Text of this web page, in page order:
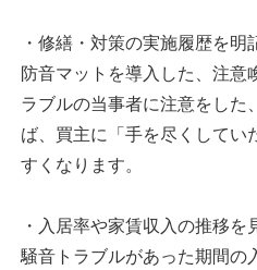
・修繕・対策の実施履歴を明
防音マットを導入した、注意
ラブルの当事者に注意をした
ば、買主に「手を尽くしてい
すくなります。
・入居率や家賃収入の推移を
騒音トラブルがあった期間の